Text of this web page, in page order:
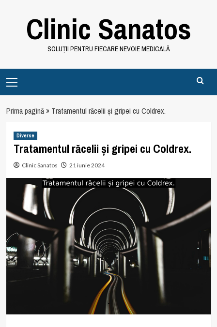
Clinic Sanatos
SOLUȚII PENTRU FIECARE NEVOIE MEDICALĂ
Menu
Prima pagină» Tratamentul răcelii și gripei cu Coldrex.
Diverse
Tratamentul răcelii și gripei cu Coldrex.
Clinic Sanatos 21 iunie 2024